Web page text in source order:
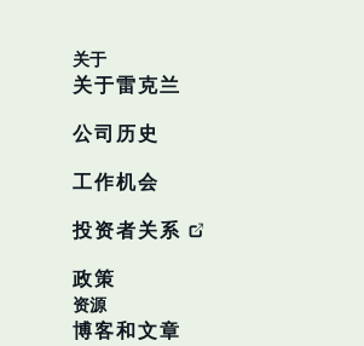
关于
关于雷克兰
公司历史
工作机会
投资者关系
政策
资源
博客和文章